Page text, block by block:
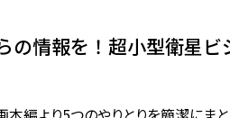
の情報を！超小型衛星